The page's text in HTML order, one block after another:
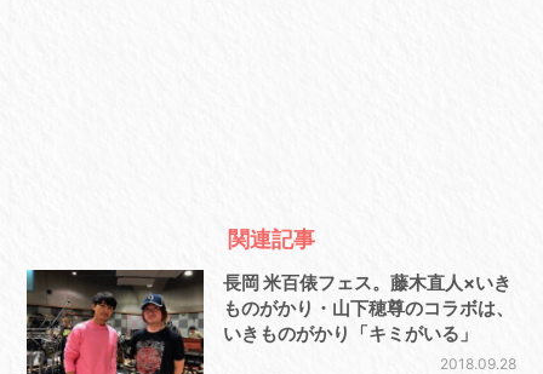
関連記事
長岡 米百俵フェス。藤木直人×いき
ものがかり・山下穂尊のコラボは、
いきものがかり「キミがいる」
2018.09.28